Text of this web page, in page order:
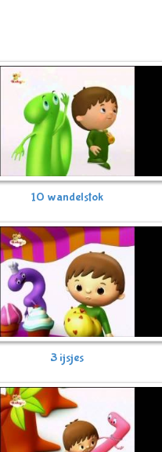
10 wandelstok
3 ijsjes